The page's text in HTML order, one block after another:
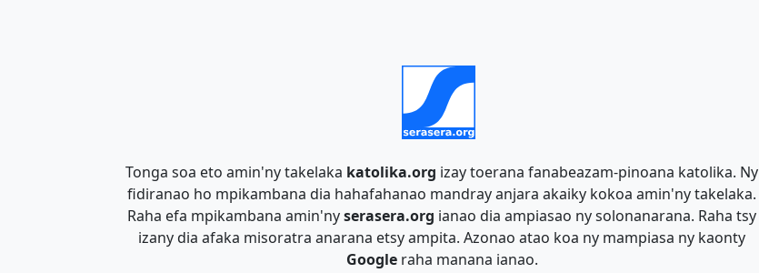
Tonga soa eto amin'ny takelaka katolika.org izay toerana fanabeazam-pinoana katolika. Ny
fidiranao ho mpikambana dia hahafahanao mandray anjara akaiky kokoa amin'ny takelaka.
Raha efa mpikambana amin'nyserasera.org ianao dia ampiasao ny solonanarana. Raha tsy
izany dia afaka misoratra anarana etsy ampita. Azonao atao koa ny mampiasa ny kaonty
Googleraha manana ianao.